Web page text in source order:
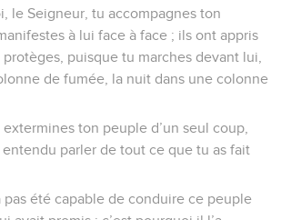
le Seigneur, tu accompagnes ton
à lui face à face ; ils ont appris
puisque tu marches devant lui,
de fumée, la nuit dans une colonne
ton peuple d’un seul coup,
parler de tout ce que tu as fait
pas été capable de conduire ce peuple